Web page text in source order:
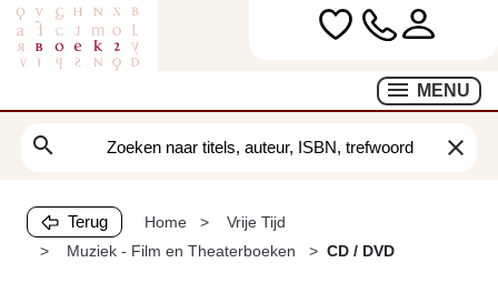
MENU
search clear
Terug Home
Vrije Tijd
Muziek - Film en Theaterboeken
CD / DVD